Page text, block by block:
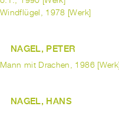
Windflügel, 1978 [Werk]
NAGEL, PETER
Mann mit Drachen, 1986 [Werk]
NAGEL, HANS